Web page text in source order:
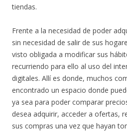
tiendas.
Frente a la necesidad de poder
sin necesidad de salir de sus
visto obligada a modificar sus
recurriendo para ello al uso del
digitales. Allí es donde, muchos
encontrado un espacio donde
ya sea para poder comparar
desea adquirir, acceder a ofertas,
sus compras una vez que hayan